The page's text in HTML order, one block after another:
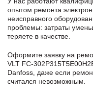
опытом ремонта
неисправного
проблемы: затраты
теряете в качестве.
Оформите заявку на
VLT FC-
Danfoss, даже если
считался невозможным.